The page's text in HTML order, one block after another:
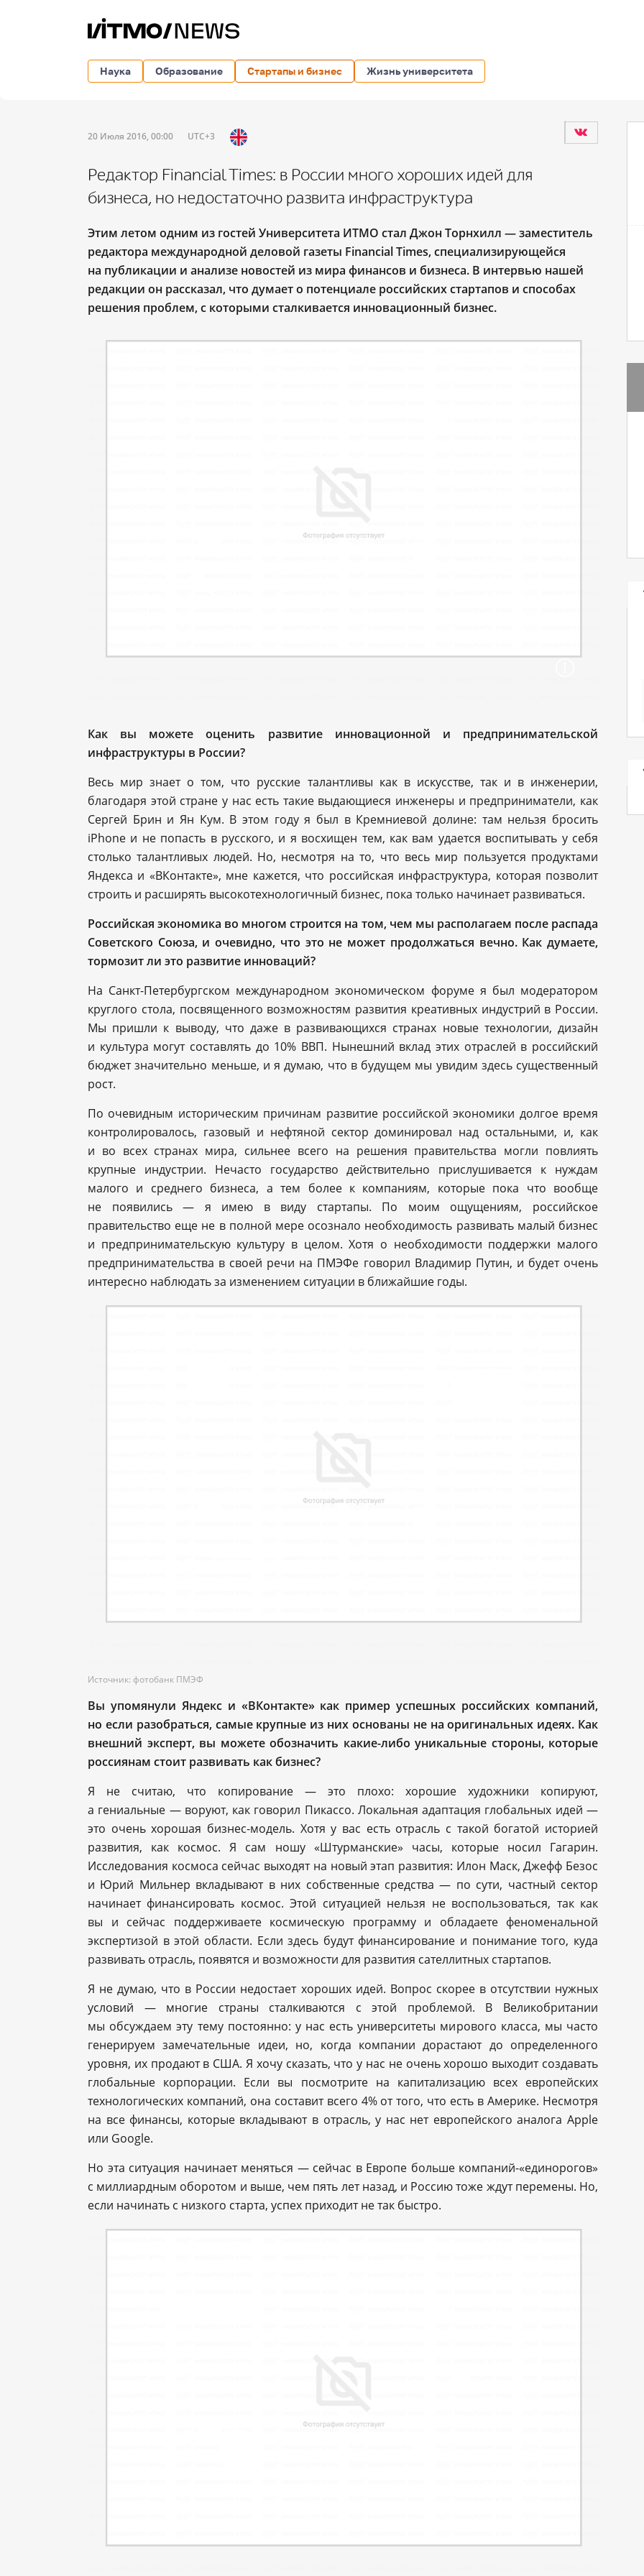
Наука Образование Стартапы и бизнес Жизнь университета
20 Июля 2016, 00:00 UTC+3
Редактор Financial Times: в России много хороших идей для
бизнеса, но недостаточно развита инфраструктура
Этим летом одним из гостей Университета ИТМО стал Джон Торнхилл — заместитель
редактора международной деловой газеты Financial Times, специализирующейся
на публикации и анализе новостей из мира финансов и бизнеса. В интервью нашей
редакции он рассказал, что думает о потенциале российских стартапов и способах
решения проблем, с которыми сталкивается инновационный бизнес.
Как вы можете оценить развитие инновационной и предпринимательской
инфраструктуры в России?
Весь мир знает о том, что русские талантливы как в искусстве, так и в инженерии,
благодаря этой стране у нас есть такие выдающиеся инженеры и предприниматели, как
Сергей Брин и Ян Кум. В этом году я был в Кремниевой долине: там нельзя бросить
iPhone и не попасть в русского, и я восхищен тем, как вам удается воспитывать у себя
столько талантливых людей. Но, несмотря на то, что весь мир пользуется продуктами
Яндекса и «ВКонтакте», мне кажется, что российская инфраструктура, которая позволит
строить и расширять высокотехнологичный бизнес, пока только начинает развиваться.
Российская экономика во многом строится на том, чем мы располагаем после распада
Советского Союза, и очевидно, что это не может продолжаться вечно. Как думаете,
тормозит ли это развитие инноваций?
На Санкт-Петербургском международном экономическом форуме я был модератором
круглого стола, посвященного возможностям развития креативных индустрий в России.
Мы пришли к выводу, что даже в развивающихся странах новые технологии, дизайн
и культура могут составлять до 10% ВВП. Нынешний вклад этих отраслей в российский
бюджет значительно меньше, и я думаю, что в будущем мы увидим здесь существенный
рост.
По очевидным историческим причинам развитие российской экономики долгое время
контролировалось, газовый и нефтяной сектор доминировал над остальными, и, как
и во всех странах мира, сильнее всего на решения правительства могли повлиять
крупные индустрии. Нечасто государство действительно прислушивается к нуждам
малого и среднего бизнеса, а тем более к компаниям, которые пока что вообще
не появились — я имею в виду стартапы. По моим ощущениям, российское
правительство еще не в полной мере осознало необходимость развивать малый бизнес
и предпринимательскую культуру в целом. Хотя о необходимости поддержки малого
предпринимательства в своей речи на ПМЭФе говорил Владимир Путин, и будет очень
интересно наблюдать за изменением ситуации в ближайшие годы.
Источник: фотобанк ПМЭФ
Вы упомянули Яндекс и «ВКонтакте» как пример успешных российских компаний,
но если разобраться, самые крупные из них основаны не на оригинальных идеях. Как
внешний эксперт, вы можете обозначить какие-либо уникальные стороны, которые
россиянам стоит развивать как бизнес?
Я не считаю, что копирование — это плохо: хорошие художники копируют,
а гениальные — воруют, как говорил Пикассо. Локальная адаптация глобальных идей —
это очень хорошая бизнес-модель. Хотя у вас есть отрасль с такой богатой историей
развития, как космос. Я сам ношу «Штурманские» часы, которые носил Гагарин.
Исследования космоса сейчас выходят на новый этап развития: Илон Маск, Джефф Безос
и Юрий Мильнер вкладывают в них собственные средства — по сути, частный сектор
начинает финансировать космос. Этой ситуацией нельзя не воспользоваться, так как
вы и сейчас поддерживаете космическую программу и обладаете феноменальной
экспертизой в этой области. Если здесь будут финансирование и понимание того, куда
развивать отрасль, появятся и возможности для развития сателлитных стартапов.
Я не думаю, что в России недостает хороших идей. Вопрос скорее в отсутствии нужных
условий — многие страны сталкиваются с этой проблемой. В Великобритании
мы обсуждаем эту тему постоянно: у нас есть университеты мирового класса, мы часто
генерируем замечательные идеи, но, когда компании дорастают до определенного
уровня, их продают в США. Я хочу сказать, что у нас не очень хорошо выходит создавать
глобальные корпорации. Если вы посмотрите на капитализацию всех европейских
технологических компаний, она составит всего 4% от того, что есть в Америке. Несмотря
на все финансы, которые вкладывают в отрасль, у нас нет европейского аналога Apple
или Google.
Но эта ситуация начинает меняться — сейчас в Европе больше компаний-«единорогов»
с миллиардным оборотом и выше, чем пять лет назад, и Россию тоже ждут перемены. Но,
если начинать с низкого старта, успех приходит не так быстро.